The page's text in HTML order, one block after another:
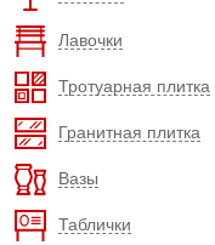
Лавочки
Тротуарная плитка
Гранитная плитка
Вазы
Таблички